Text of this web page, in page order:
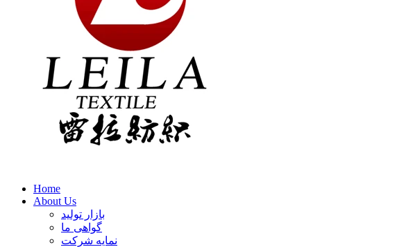
Home
About Us
بازار تولید
گواهی ما
نمایه شرکت